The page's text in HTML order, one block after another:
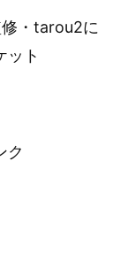
修・tarou2に
ット
ク